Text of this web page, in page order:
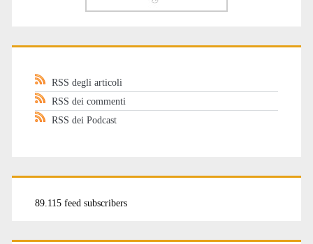
RSS degli articoli
RSS dei commenti
RSS dei Podcast
89.115 feed subscribers